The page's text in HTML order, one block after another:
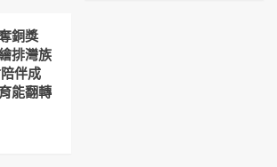
銅獎
排灣族
伴成
能翻轉